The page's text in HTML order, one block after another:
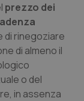
prezzo dei
di rinegoziare
di almeno il
o del
in assenza